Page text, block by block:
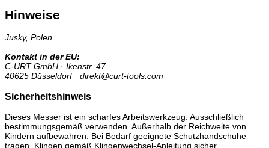
Hinweise
Jusky, Polen
Kontakt in der EU:
C-URT GmbH · Ikenstr. 47
40625 Düsseldorf · direkt@curt-tools.com
Sicherheitshinweis
Dieses Messer ist ein scharfes Arbeitswerkzeug. Ausschließlich
bestimmungsgemäß verwenden. Außerhalb der Reichweite von
Kindern aufbewahren. Bei Bedarf geeignete Schutzhandschuhe
tragen. Klingen gemäß Klingenwechsel-Anleitung sicher